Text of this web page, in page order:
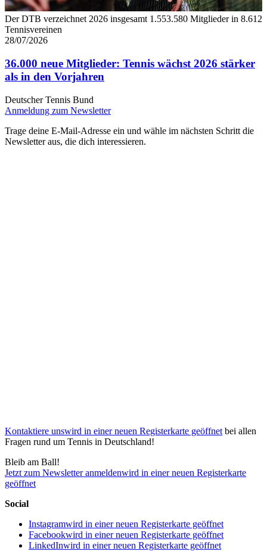
Der DTB verzeichnet 2026 insgesamt 1.553.580 Mitglieder in 8.612
Tennisvereinen
28/07/2026
36.000 neue Mitglieder: Tennis wächst 2026 stärker
als in den Vorjahren
Deutscher Tennis Bund
Anmeldung zum Newsletter
Trage deine E-Mail-Adresse ein und wähle im nächsten Schritt die
Newsletter aus, die dich interessieren.
Kontaktiere unswird in einer neuen Registerkarte geöffnet bei allen
Fragen rund um Tennis in Deutschland!
Bleib am Ball!
Jetzt zum Newsletter anmeldenwird in einer neuen Registerkarte
geöffnet
Social
Instagramwird in einer neuen Registerkarte geöffnet
Facebookwird in einer neuen Registerkarte geöffnet
LinkedInwird in einer neuen Registerkarte geöffnet